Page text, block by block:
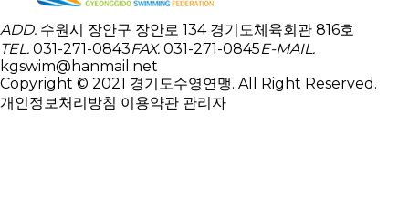
ADD. 수원시 장안구 장안로 134 경기도체육회관 816호
TEL. 031-271-0843FAX. 031-271-0845E-MAIL.
kgswim@hanmail.net
Copyright © 2021 경기도수영연맹. All Right Reserved.
개인정보처리방침 이용약관 관리자